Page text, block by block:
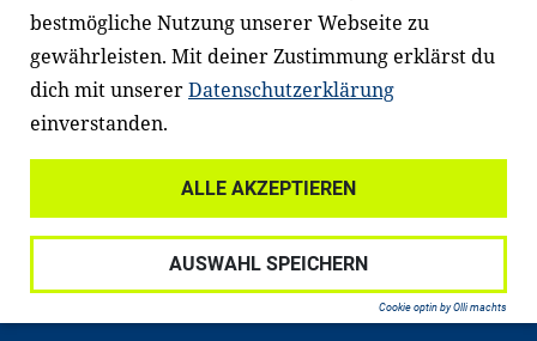
Fachexpert*innen. Dafür arbeiten wir eng
mit Ministerien, wissenschaftlichen
Einrichtungen, Verbänden, Unternehmen
und anderen Stiftungen zusammen.
Datenschutz
Haftungsausschluss
Impressum
bestmögliche Nutzung unserer Webseite zu
gewährleisten. Mit deiner Zustimmung erklärst du
dich mit unsererDatenschutzerklärung
einverstanden.
ALLE AKZEPTIEREN
AUSWAHL SPEICHERN
Cookie optin by Olli machts